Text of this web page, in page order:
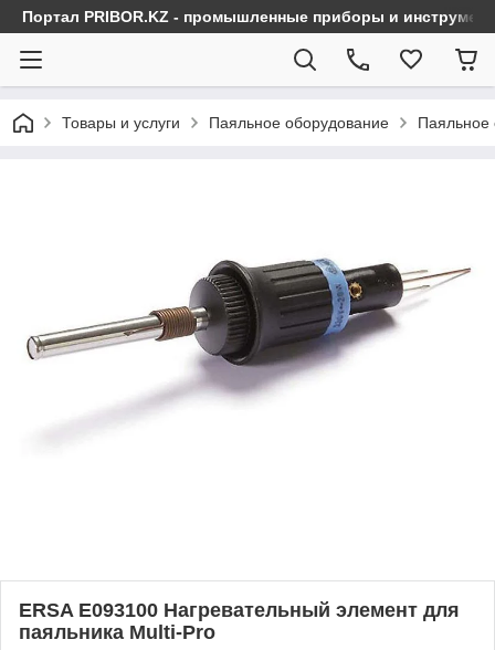
Портал PRIBOR.KZ - промышленные приборы и
Товары и услуги Паяльное оборудование Паяльное
ERSA E093100 Нагревательный элемент для
паяльника Multi-Pro